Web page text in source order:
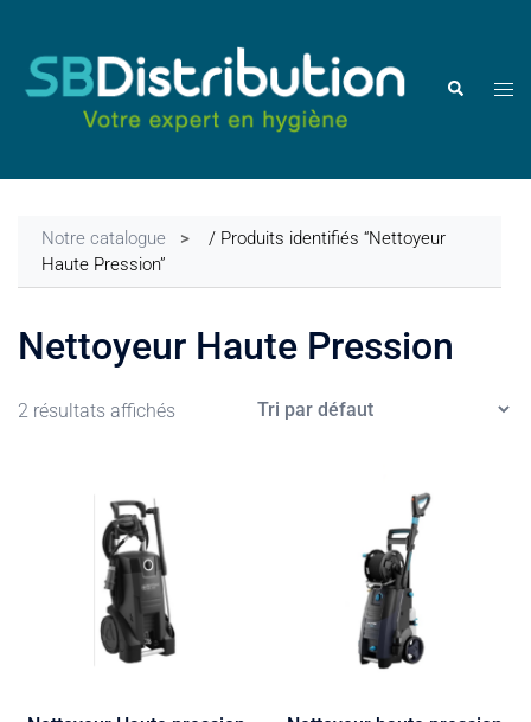
contenu
Rechercher
Notre catalogue
/ Produits identifiés “Nettoyeur
Haute Pression”
Nettoyeur Haute Pression
2 résultats affichés